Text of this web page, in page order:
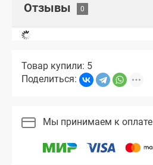
Отзывы
Товар купили: 5
Поделиться:
Мы принимаем к оплате